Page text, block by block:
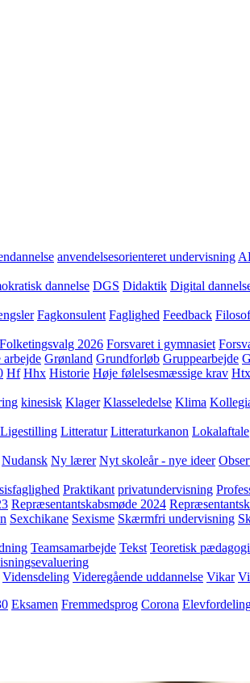
anvendelsesorienteret undervisning
dannelse DGS Didaktik Digital
Fagkonsulent Faglighed Feedback
Folketingsvalg 2026 Forsvaret i gymnasiet
Grønland Grundforløb Gruppearbejde
Hf Hhx Historie Høje følelsesmæssige krav Htx
kinesisk Klager Klasseledelse Klima
Ligestilling Litteratur Litteraturkanon Lokalaftale
Nudansk Ny lærer Nyt skoleår - nye ideer
Praktikant privatundervisning
Repræsentantskabsmøde 2024
Sexchikane Sexisme Skærmfri undervisning
Teamsamarbejde Tekst Teoretisk
Vidensdeling Videregående uddannelse Vikar
Eksamen Fremmedsprog Corona